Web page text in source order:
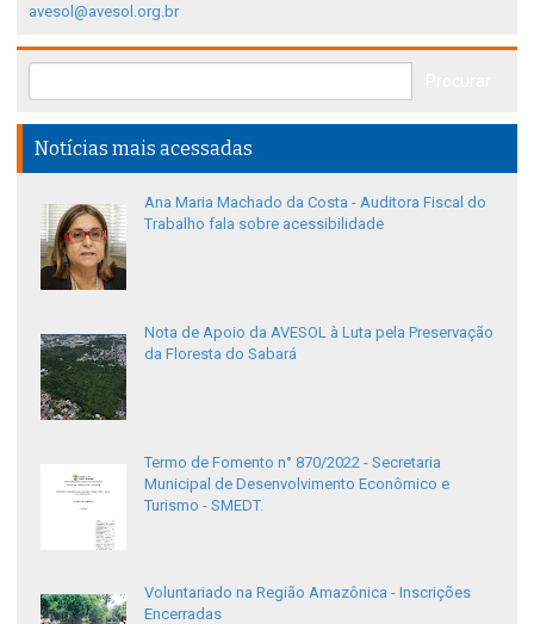
avesol@avesol.org.br
Notícias mais acessadas
Ana Maria Machado da Costa - Auditora Fiscal do
Trabalho fala sobre acessibilidade
Nota de Apoio da AVESOL à Luta pela Preservação
da Floresta do Sabará
Termo de Fomento n° 870/2022 - Secretaria
Municipal de Desenvolvimento Econômico e
Turismo - SMEDT.
Voluntariado na Região Amazônica - Inscrições
Encerradas